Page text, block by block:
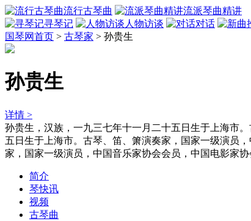
流行古琴曲
流派琴曲精讲
寻琴记
人物访谈 对话
国琴网首页 > 古琴家 > 孙贵生
孙贵生
详情 >
孙贵生，汉族，一九三七年十一月二十五日生于上海市
五日生于上海市。古琴、笛、箫演奏家，国家一级演员
家，国家一级演员，中国音乐家协会会员，中国电影家
简介
琴快讯
视频
古琴曲